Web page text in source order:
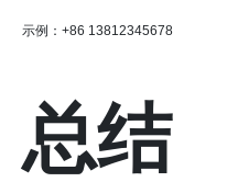
示例：+86 13812345678
总结